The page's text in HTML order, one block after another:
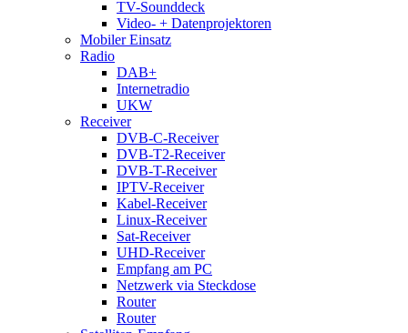
TV-Sounddeck
Video- + Datenprojektoren
Mobiler Einsatz
Radio
DAB+
Internetradio
UKW
Receiver
DVB-C-Receiver
DVB-T2-Receiver
DVB-T-Receiver
IPTV-Receiver
Kabel-Receiver
Linux-Receiver
Sat-Receiver
UHD-Receiver
Empfang am PC
Netzwerk via Steckdose
Router
Router